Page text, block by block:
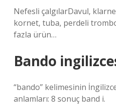
Nefesli çalgılarDavul,
kornet, tuba, perdeli
fazla ürün…
Bando
“bando” kelimesinin
anlamları: 8 sonuç band i.